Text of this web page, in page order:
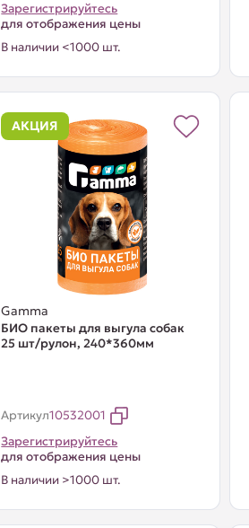
Зарегистрируйтесь
для отображения цены
В наличии <1000 шт.
АКЦИЯ
Gamma
БИО пакеты для выгула собак
25 шт/рулон, 240*360мм
Артикул10532001
Зарегистрируйтесь
для отображения цены
В наличии >1000 шт.